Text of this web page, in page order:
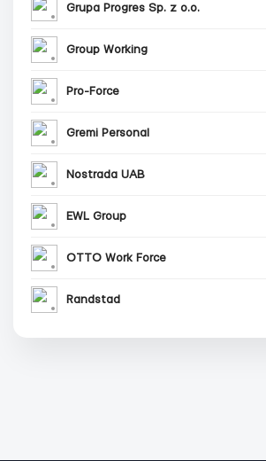
Grupa Progres Sp. z o.o.
Group Working
Pro-Force
Gremi Personal
Nostrada UAB
EWL Group
OTTO Work Force
Randstad